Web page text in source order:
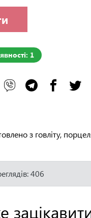
1
з говліту,
406